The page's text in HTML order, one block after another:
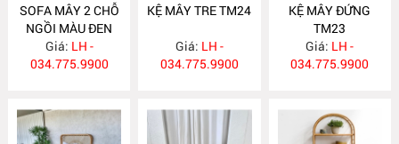
SOFA MÂY 2 CHỖ
NGỒI MÀU ĐEN
GM518
Giá: LH -
034.775.9900
KỆ MÂY TRE TM24
Giá: LH -
034.775.9900
KỆ MÂY ĐỨNG
TM23
Giá: LH -
034.775.9900